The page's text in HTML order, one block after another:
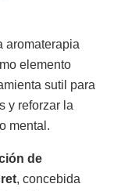
aromaterapia
elemento
sutil para
y reforzar la
mental.
de
, concebida